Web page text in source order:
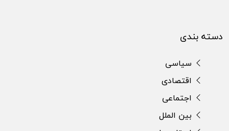
دسته بندی
سیاسی
اقتصادی
اجتماعی
بین الملل